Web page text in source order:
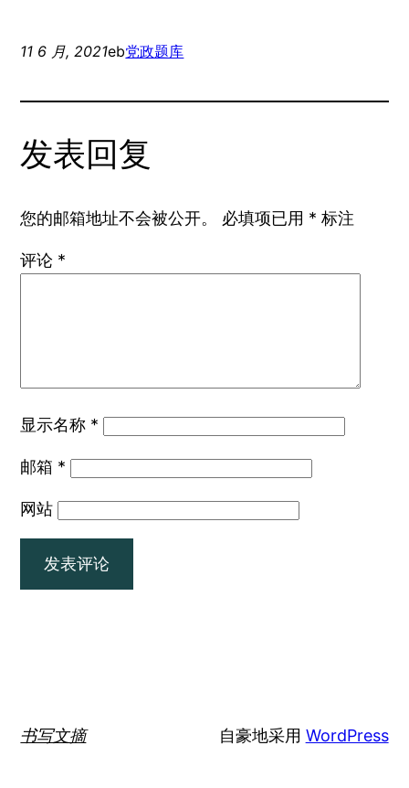
11 6 月, 2021eb党政题库
发表回复
您的邮箱地址不会被公开。 必填项已用 * 标注
评论 *
显示名称 *
邮箱 *
网站
书写文摘 自豪地采用 WordPress